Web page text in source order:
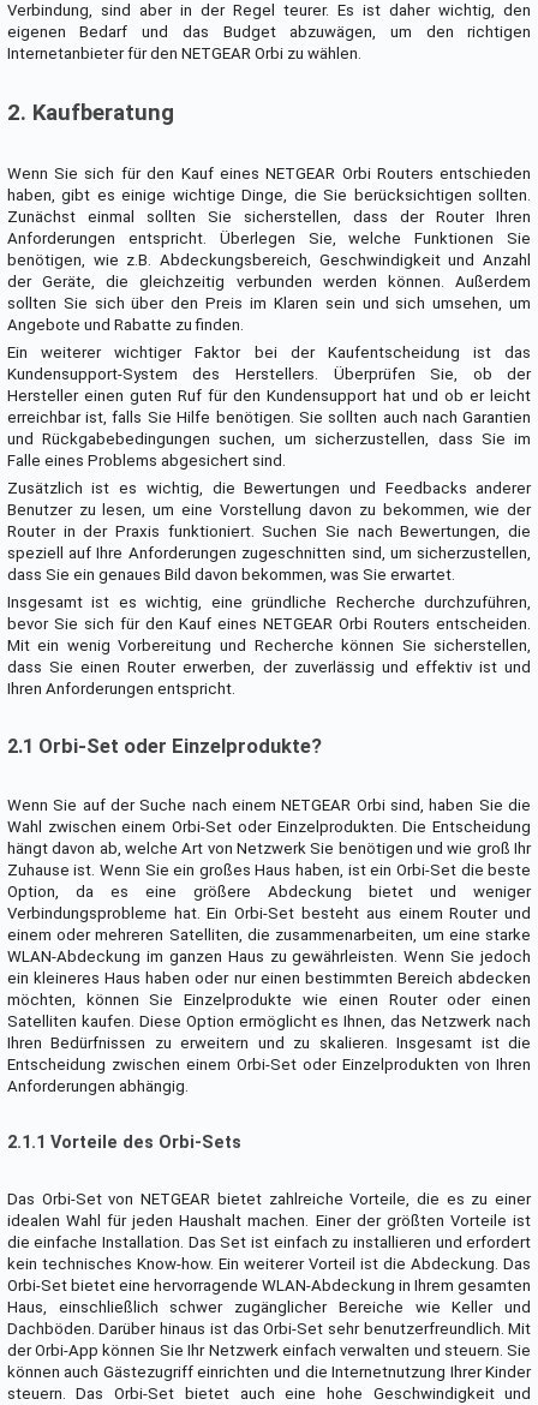
Verbindung, sind aber in der Regel teurer. Es ist daher wichtig, den
eigenen Bedarf und das Budget abzuwägen, um den richtigen
Internetanbieter für den NETGEAR Orbi zu wählen.
2. Kaufberatung
Wenn Sie sich für den Kauf eines NETGEAR Orbi Routers entschieden
haben, gibt es einige wichtige Dinge, die Sie berücksichtigen sollten.
Zunächst einmal sollten Sie sicherstellen, dass der Router Ihren
Anforderungen entspricht. Überlegen Sie, welche Funktionen Sie
benötigen, wie z.B. Abdeckungsbereich, Geschwindigkeit und Anzahl
der Geräte, die gleichzeitig verbunden werden können. Außerdem
sollten Sie sich über den Preis im Klaren sein und sich umsehen, um
Angebote und Rabatte zu finden.
Ein weiterer wichtiger Faktor bei der Kaufentscheidung ist das
Kundensupport-System des Herstellers. Überprüfen Sie, ob der
Hersteller einen guten Ruf für den Kundensupport hat und ob er leicht
erreichbar ist, falls Sie Hilfe benötigen. Sie sollten auch nach Garantien
und Rückgabebedingungen suchen, um sicherzustellen, dass Sie im
Falle eines Problems abgesichert sind.
Zusätzlich ist es wichtig, die Bewertungen und Feedbacks anderer
Benutzer zu lesen, um eine Vorstellung davon zu bekommen, wie der
Router in der Praxis funktioniert. Suchen Sie nach Bewertungen, die
speziell auf Ihre Anforderungen zugeschnitten sind, um sicherzustellen,
dass Sie ein genaues Bild davon bekommen, was Sie erwartet.
Insgesamt ist es wichtig, eine gründliche Recherche durchzuführen,
bevor Sie sich für den Kauf eines NETGEAR Orbi Routers entscheiden.
Mit ein wenig Vorbereitung und Recherche können Sie sicherstellen,
dass Sie einen Router erwerben, der zuverlässig und effektiv ist und
Ihren Anforderungen entspricht.
2.1 Orbi-Set oder Einzelprodukte?
Wenn Sie auf der Suche nach einem NETGEAR Orbi sind, haben Sie die
Wahl zwischen einem Orbi-Set oder Einzelprodukten. Die Entscheidung
hängt davon ab, welche Art von Netzwerk Sie benötigen und wie groß Ihr
Zuhause ist. Wenn Sie ein großes Haus haben, ist ein Orbi-Set die beste
Option, da es eine größere Abdeckung bietet und weniger
Verbindungsprobleme hat. Ein Orbi-Set besteht aus einem Router und
einem oder mehreren Satelliten, die zusammenarbeiten, um eine starke
WLAN-Abdeckung im ganzen Haus zu gewährleisten. Wenn Sie jedoch
ein kleineres Haus haben oder nur einen bestimmten Bereich abdecken
möchten, können Sie Einzelprodukte wie einen Router oder einen
Satelliten kaufen. Diese Option ermöglicht es Ihnen, das Netzwerk nach
Ihren Bedürfnissen zu erweitern und zu skalieren. Insgesamt ist die
Entscheidung zwischen einem Orbi-Set oder Einzelprodukten von Ihren
Anforderungen abhängig.
2.1.1 Vorteile des Orbi-Sets
Das Orbi-Set von NETGEAR bietet zahlreiche Vorteile, die es zu einer
idealen Wahl für jeden Haushalt machen. Einer der größten Vorteile ist
die einfache Installation. Das Set ist einfach zu installieren und erfordert
kein technisches Know-how. Ein weiterer Vorteil ist die Abdeckung. Das
Orbi-Set bietet eine hervorragende WLAN-Abdeckung in Ihrem gesamten
Haus, einschließlich schwer zugänglicher Bereiche wie Keller und
Dachböden. Darüber hinaus ist das Orbi-Set sehr benutzerfreundlich. Mit
der Orbi-App können Sie Ihr Netzwerk einfach verwalten und steuern. Sie
können auch Gästezugriff einrichten und die Internetnutzung Ihrer Kinder
steuern. Das Orbi-Set bietet auch eine hohe Geschwindigkeit und